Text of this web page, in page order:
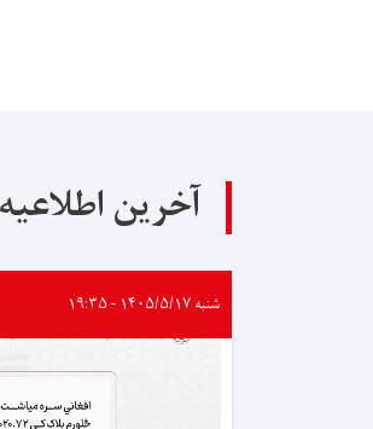
آخرین
شنبه ۱۴۰۵/۵/۱۷ - ۱۹:۳۵